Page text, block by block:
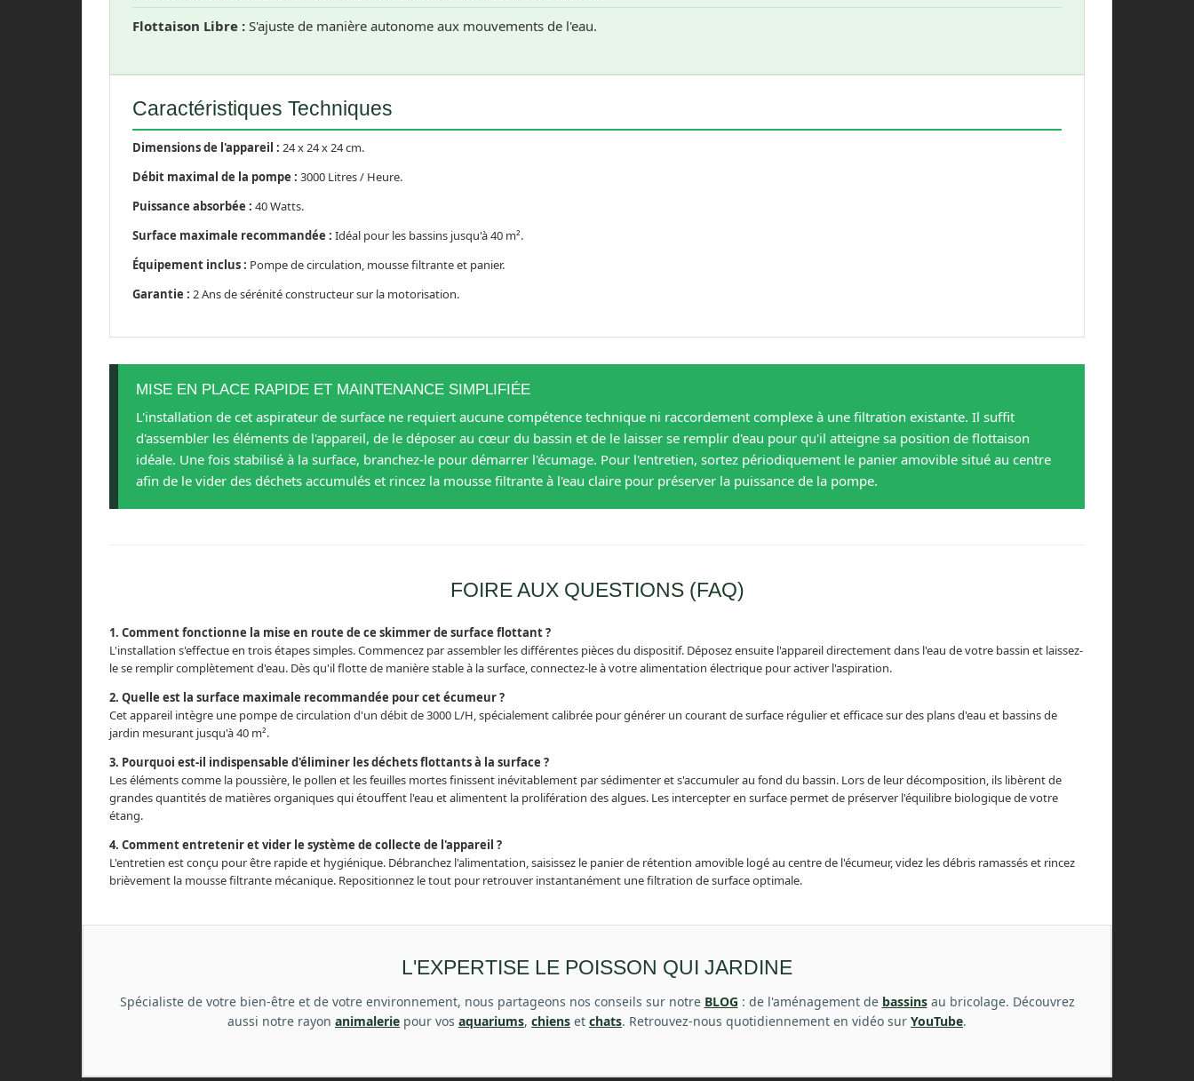
Flottaison Libre : S'ajuste de manière autonome aux mouvements de l'eau.
Caractéristiques Techniques
Dimensions de l'appareil : 24 x 24 x 24 cm.
Débit maximal de la pompe : 3000 Litres / Heure.
Puissance absorbée : 40 Watts.
Surface maximale recommandée : Idéal pour les bassins jusqu'à 40 m².
Équipement inclus : Pompe de circulation, mousse filtrante et panier.
Garantie : 2 Ans de sérénité constructeur sur la motorisation.
MISE EN PLACE RAPIDE ET MAINTENANCE SIMPLIFIÉE
L'installation de cet aspirateur de surface ne requiert aucune compétence technique ni raccordement complexe à une filtration existante. Il suffit
d'assembler les éléments de l'appareil, de le déposer au cœur du bassin et de le laisser se remplir d'eau pour qu'il atteigne sa position de flottaison
idéale. Une fois stabilisé à la surface, branchez-le pour démarrer l'écumage. Pour l'entretien, sortez périodiquement le panier amovible situé au centre
afin de le vider des déchets accumulés et rincez la mousse filtrante à l'eau claire pour préserver la puissance de la pompe.
FOIRE AUX QUESTIONS (FAQ)
1. Comment fonctionne la mise en route de ce skimmer de surface flottant ?
L'installation s'effectue en trois étapes simples. Commencez par assembler les différentes pièces du dispositif. Déposez ensuite l'appareil directement dans l'eau de votre bassin et laissez-
le se remplir complètement d'eau. Dès qu'il flotte de manière stable à la surface, connectez-le à votre alimentation électrique pour activer l'aspiration.
2. Quelle est la surface maximale recommandée pour cet écumeur ?
Cet appareil intègre une pompe de circulation d'un débit de 3000 L/H, spécialement calibrée pour générer un courant de surface régulier et efficace sur des plans d'eau et bassins de
jardin mesurant jusqu'à 40 m².
3. Pourquoi est-il indispensable d'éliminer les déchets flottants à la surface ?
Les éléments comme la poussière, le pollen et les feuilles mortes finissent inévitablement par sédimenter et s'accumuler au fond du bassin. Lors de leur décomposition, ils libèrent de
grandes quantités de matières organiques qui étouffent l'eau et alimentent la prolifération des algues. Les intercepter en surface permet de préserver l'équilibre biologique de votre
étang.
4. Comment entretenir et vider le système de collecte de l'appareil ?
L'entretien est conçu pour être rapide et hygiénique. Débranchez l'alimentation, saisissez le panier de rétention amovible logé au centre de l'écumeur, videz les débris ramassés et rincez
brièvement la mousse filtrante mécanique. Repositionnez le tout pour retrouver instantanément une filtration de surface optimale.
L'EXPERTISE LE POISSON QUI JARDINE
Spécialiste de votre bien-être et de votre environnement, nous partageons nos conseils sur notre BLOG : de l'aménagement de bassinsau bricolage. Découvrez
aussi notre rayon animalerie pour vos aquariums, chiens et chats. Retrouvez-nous quotidiennement en vidéo sur YouTube.